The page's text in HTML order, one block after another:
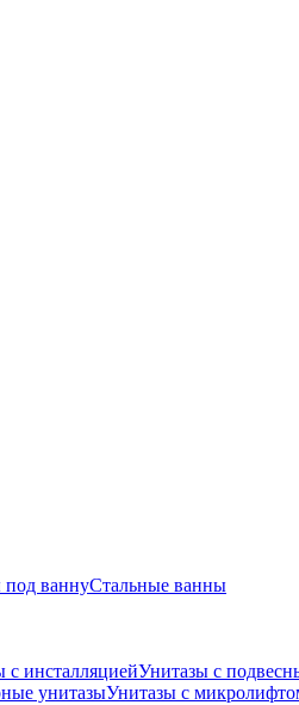
ваннуСтальные ванны
с инсталляциейУнитазы с
унитазыУнитазы с